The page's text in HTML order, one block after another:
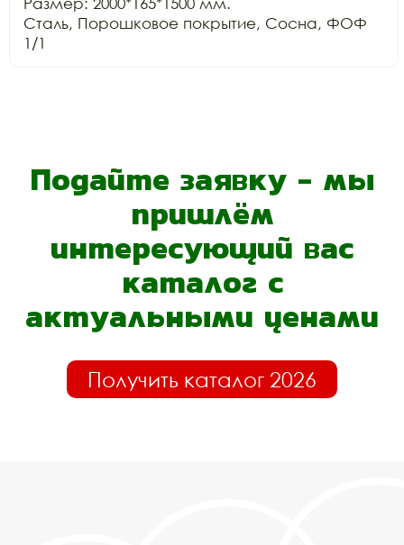
Сталь, Порошковое покрытие, Сосна, ФОФ
1/1
Подайте заявку - мы
пришлём
интересующий вас
каталог с
актуальными ценами
Получить каталог 2026